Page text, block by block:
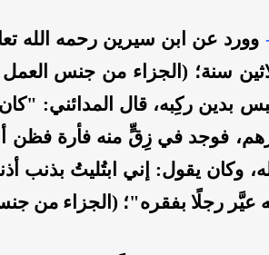
وورد عن ابن سيرين رحمه الله
بدين ركِبه، قال المدائني:
فوجد في زِقٍّ منه فأرة فظن
وكان يقول: إني ابتُليتُ بذنب
عيَّر رجلًا بفقره"؛ (الجزاء من جنس